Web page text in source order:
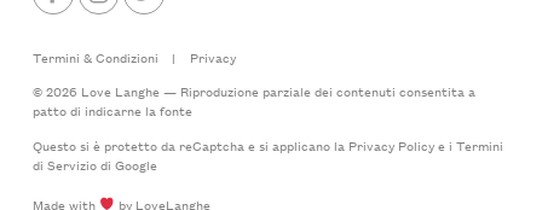
Termini & Condizioni |
Privacy
© 2026 Love Langhe — Riproduzione parziale dei contenuti consentita a
patto di indicarne la fonte
Questo si è protetto da reCaptcha e si applicano la Privacy Policye i Termini
di Serviziodi Google
Made with
by LoveLanghe